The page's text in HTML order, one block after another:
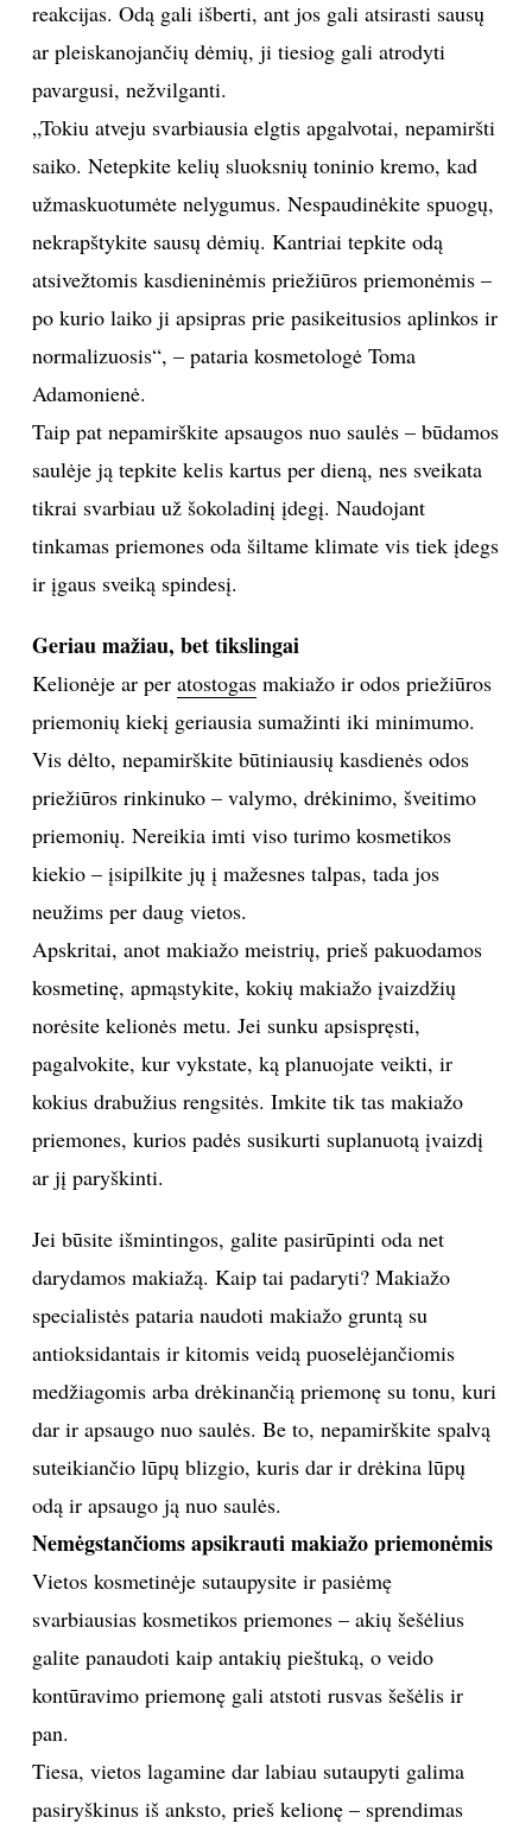
Sekite mus:
PRENUMERUOK
NAUJIENLAIŠKĮ
Prenumeruodami portalą,
taisyklėmis
reakcijas. Odą gali išberti, ant jos gali atsirasti sausų
ar pleiskanojančių dėmių, ji tiesiog gali atrodyti
pavargusi, nežvilganti.
„Tokiu atveju svarbiausia elgtis apgalvotai, nepamiršti
saiko. Netepkite kelių sluoksnių toninio kremo, kad
užmaskuotumėte nelygumus. Nespaudinėkite spuogų,
nekrapštykite sausų dėmių. Kantriai tepkite odą
atsivežtomis kasdieninėmis priežiūros priemonėmis –
po kurio laiko ji apsipras prie pasikeitusios aplinkos ir
normalizuosis“, – pataria kosmetologė Toma
Adamonienė.
Taip pat nepamirškite apsaugos nuo saulės – būdamos
saulėje ją tepkite kelis kartus per dieną, nes sveikata
tikrai svarbiau už šokoladinį įdegį. Naudojant
tinkamas priemones oda šiltame klimate vis tiek įdegs
ir įgaus sveiką spindesį.
Geriau mažiau, bet tikslingai
Kelionėje ar per atostogasmakiažo ir odos priežiūros
priemonių kiekį geriausia sumažinti iki minimumo.
Vis dėlto, nepamirškite būtiniausių kasdienės odos
priežiūros rinkinuko – valymo, drėkinimo, šveitimo
priemonių. Nereikia imti viso turimo kosmetikos
kiekio – įsipilkite jų į mažesnes talpas, tada jos
neužims per daug vietos.
Apskritai, anot makiažo meistrių, prieš pakuodamos
kosmetinę, apmąstykite, kokių makiažo įvaizdžių
norėsite kelionės metu. Jei sunku apsispręsti,
pagalvokite, kur vykstate, ką planuojate veikti, ir
kokius drabužius rengsitės. Imkite tik tas makiažo
priemones, kurios padės susikurti suplanuotą įvaizdį
ar jį paryškinti.
Jei būsite išmintingos, galite pasirūpinti oda net
darydamos makiažą. Kaip tai padaryti? Makiažo
specialistės pataria naudoti makiažo gruntą su
antioksidantais ir kitomis veidą puoselėjančiomis
medžiagomis arba drėkinančią priemonę su tonu, kuri
dar ir apsaugo nuo saulės. Be to, nepamirškite spalvą
suteikiančio lūpų blizgio, kuris dar ir drėkina lūpų
odą ir apsaugo ją nuo saulės.
Nemėgstančioms apsikrauti makiažo priemonėmis
Vietos kosmetinėje sutaupysite ir pasiėmę
svarbiausias kosmetikos priemones – akių šešėlius
galite panaudoti kaip antakių pieštuką, o veido
kontūravimo priemonę gali atstoti rusvas šešėlis ir
pan.
Tiesa, vietos lagamine dar labiau sutaupyti galima
pasiryškinus iš anksto, prieš kelionę – sprendimas